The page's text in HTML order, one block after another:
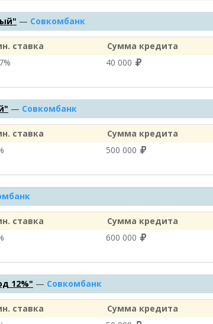
— Совкомбанк
ставка Сумма кредита
40 000
— Совкомбанк
ставка Сумма кредита
500 000
ставка Сумма кредита
600 000
12%" — Совкомбанк
ставка Сумма кредита